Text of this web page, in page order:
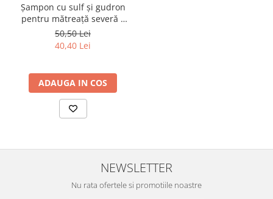
Șampon cu sulf și gudron
pentru mătreață severă –
Froika Renex-T
50,50 Lei
40,40 Lei
ADAUGA IN COS
NEWSLETTER
Nu rata ofertele si promotiile noastre